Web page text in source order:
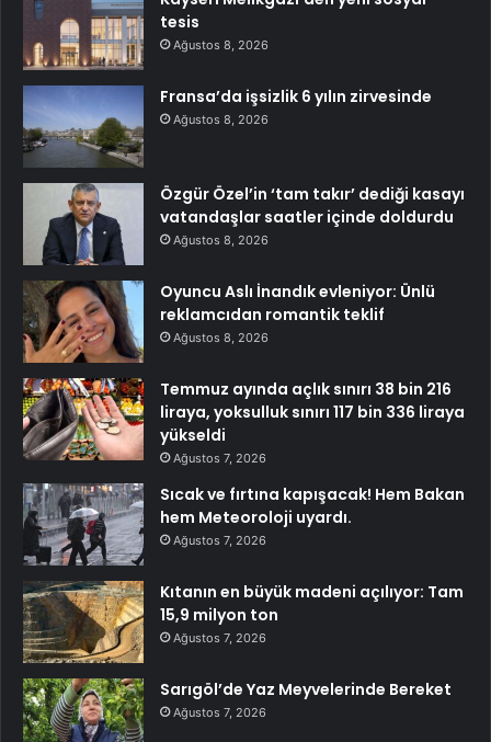
tesis
Ağustos 8, 2026
Fransa’da işsizlik 6 yılın zirvesinde
Ağustos 8, 2026
Özgür Özel’in ‘tam takır’ dediği kasayı
vatandaşlar saatler içinde doldurdu
Ağustos 8, 2026
Oyuncu Aslı İnandık evleniyor: Ünlü
reklamcıdan romantik teklif
Ağustos 8, 2026
Temmuz ayında açlık sınırı 38 bin 216
liraya, yoksulluk sınırı 117 bin 336 liraya
yükseldi
Ağustos 7, 2026
Sıcak ve fırtına kapışacak! Hem Bakan
hem Meteoroloji uyardı.
Ağustos 7, 2026
Kıtanın en büyük madeni açılıyor: Tam
15,9 milyon ton
Ağustos 7, 2026
Sarıgöl’de Yaz Meyvelerinde Bereket
Ağustos 7, 2026